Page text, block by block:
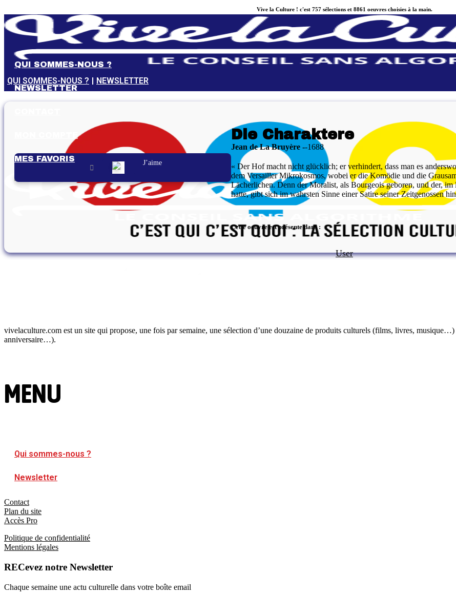
au
contenu
Vive la Culture ! c'est 757 sélections et 8861 oeuvres choisies à la main.
QUI SOMMES-NOUS ? NEWSLETTER
User
QUI SOMMES-NOUS ?
NEWSLETTER
MON COMPTE
MES FAVORIS J’aime
Die Charaktere
Jean de La Bruyère 1688
« Der Hof macht nicht glücklich; er verhindert, dass man es
dem Versailler Mikrokosmos, wobei er die Komödie und die
Lächerlichen. Denn der Moralist, als Bourgeois geboren, und der,
hatte, gibt sich im wahrsten Sinne einer Satire seiner Zeitgenossen
Cette oeuvre est présente dans :
vivelaculture.com est un site qui propose, une fois par semaine, une sélection d’une douzaine de produits culturels (films, livres,
anniversaire…).
MENU
Qui sommes-nous ?
Newsletter
Contact
Plan du site
Accès Pro
Politique de confidentialité
Mentions légales
RECevez notre Newsletter
Chaque semaine une actu culturelle dans votre boîte email